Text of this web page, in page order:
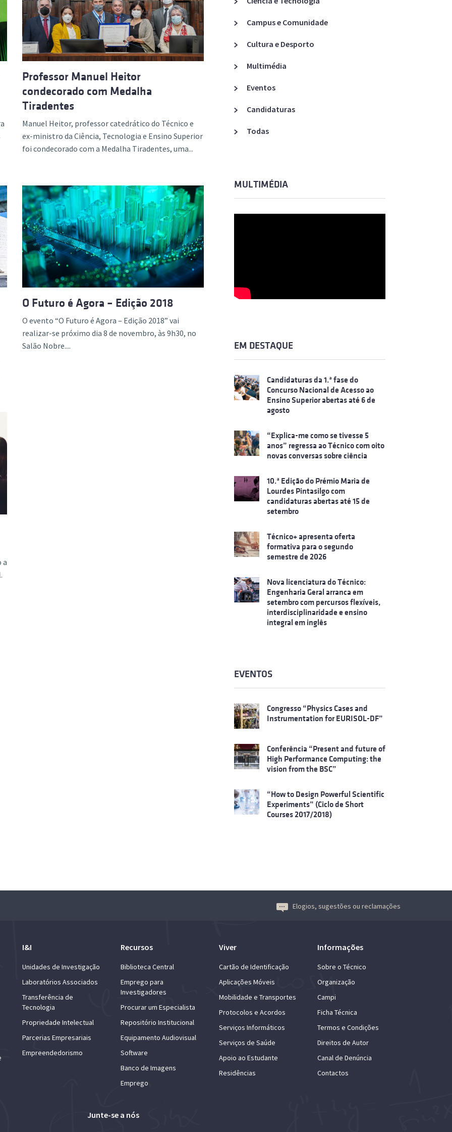
Avançada
Acreditações A3ES
Professor Manuel Heitor
condecorado com Medalha
Tiradentes
Manuel Heitor, professor catedrático do Técnico e
ex-ministro da Ciência, Tecnologia e Ensino Superior
foi condecorado com a Medalha Tiradentes, uma...
O Futuro é Agora – Edição 2018
O evento “O Futuro é Agora – Edição 2018” vai
realizar-se próximo dia 8 de novembro, às 9h30, no
Salão Nobre....
a
Campus e Comunidade
Cultura e Desporto
Multimédia
Eventos
Candidaturas
Todas
MULTIMÉDIA
EM DESTAQUE
Candidaturas da 1.ª fase do
Concurso Nacional de Acesso ao
Ensino Superior abertas até 6 de
agosto
“Explica-me como se tivesse 5
anos” regressa ao Técnico com oito
novas conversas sobre ciência
10.ª Edição do Prémio Maria de
Lourdes Pintasilgo com
candidaturas abertas até 15 de
setembro
Técnico+ apresenta oferta
formativa para o segundo
semestre de 2026
Nova licenciatura do Técnico:
Engenharia Geral arranca em
setembro com percursos flexíveis,
interdisciplinaridade e ensino
integral em inglês
EVENTOS
Congresso “Physics Cases and
Instrumentation for EURISOL-DF”
Conferência “Present and future of
High Performance Computing: the
vision from the BSC”
“How to Design Powerful Scientific
Experiments” (Ciclo de Short
Courses 2017/2018)
Elogios, sugestões ou reclamações
I&I
Unidades de Investigação
Laboratórios Associados
Transferência de
Tecnologia
Propriedade Intelectual
Parcerias Empresariais
Empreendedorismo
Recursos
Biblioteca Central
Emprego para
Investigadores
Procurar um Especialista
Repositório Institucional
Equipamento Audiovisual
Software
Banco de Imagens
Emprego
Viver
Cartão de Identificação
Aplicações Móveis
Mobilidade e Transportes
Protocolos e Acordos
Serviços Informáticos
Serviços de Saúde
Apoio ao Estudante
Residências
Informações
Sobre o Técnico
Organização
Campi
Ficha Técnica
Termos e Condições
Direitos de Autor
Canal de Denúncia
Contactos
Junte-se a nós